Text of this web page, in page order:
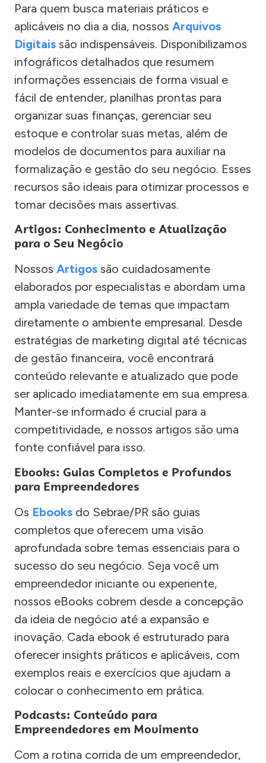
Para quem busca materiais práticos e
aplicáveis no dia a dia, nossos Arquivos
Digitais são indispensáveis. Disponibilizamos
infográficos detalhados que resumem
informações essenciais de forma visual e
fácil de entender, planilhas prontas para
organizar suas finanças, gerenciar seu
estoque e controlar suas metas, além de
modelos de documentos para auxiliar na
formalização e gestão do seu negócio. Esses
recursos são ideais para otimizar processos e
tomar decisões mais assertivas.
Artigos: Conhecimento e Atualização
para o Seu Negócio
Nossos Artigos são cuidadosamente
elaborados por especialistas e abordam uma
ampla variedade de temas que impactam
diretamente o ambiente empresarial. Desde
estratégias de marketing digital até técnicas
de gestão financeira, você encontrará
conteúdo relevante e atualizado que pode
ser aplicado imediatamente em sua empresa.
Manter-se informado é crucial para a
competitividade, e nossos artigos são uma
fonte confiável para isso.
Ebooks: Guias Completos e Profundos
para Empreendedores
Os Ebooks do Sebrae/PR são guias
completos que oferecem uma visão
aprofundada sobre temas essenciais para o
sucesso do seu negócio. Seja você um
empreendedor iniciante ou experiente,
nossos eBooks cobrem desde a concepção
da ideia de negócio até a expansão e
inovação. Cada ebook é estruturado para
oferecer insights práticos e aplicáveis, com
exemplos reais e exercícios que ajudam a
colocar o conhecimento em prática.
Podcasts: Conteúdo para
Empreendedores em Movimento
Com a rotina corrida de um empreendedor,